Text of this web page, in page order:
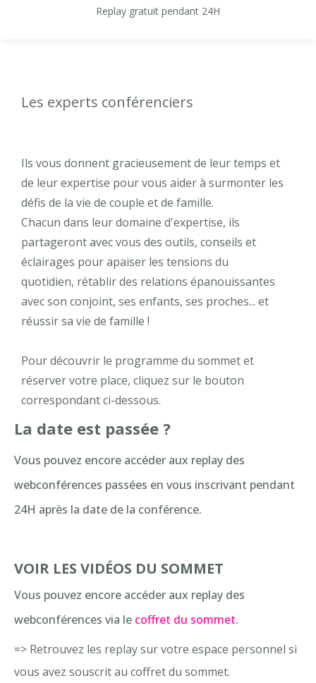
Replay gratuit pendant 24H
Les experts conférenciers
Ils vous donnent gracieusement de leur temps et
de leur expertise pour vous aider à surmonter les
défis de la vie de couple et de famille.
Chacun dans leur domaine d'expertise, ils
partageront avec vous des outils, conseils et
éclairages pour apaiser les tensions du
quotidien, rétablir des relations épanouissantes
avec son conjoint, ses enfants, ses proches... et
réussir sa vie de famille !
Pour découvrir le programme du sommet et
réserver votre place, cliquez sur le bouton
correspondant ci-dessous.
La date est passée ?
Vous pouvez encore accéder aux replay des
webconférences passées en vous inscrivant pendant
24H après la date de la conférence.
VOIR LES VIDÉOS DU SOMMET
Vous pouvez encore accéder aux replay des
webconférences via le coffret du sommet.
=> Retrouvez les replay sur votre espace personnel si
vous avez souscrit au coffret du sommet.